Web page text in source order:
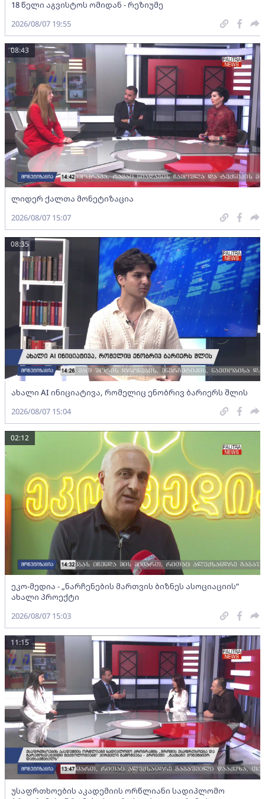
18 წელი აგვისტოს ომიდან - რეზიუმე
2026/08/07 19:55
ლიდერ ქალთა მონეტიზაცია
08:43
2026/08/07 15:07
ახალი AI ინიციატივა, რომელიც ენობრივ ბარიერს შლის
08:35
2026/08/07 15:04
ეკო-მედია - „ნარჩენების მართვის ბიზნეს ასოციაციის”
ახალი პროექტი
02:12
2026/08/07 15:03
უსაფრთხოების აკადემიის ორწლიანი სადიპლომო
11:15